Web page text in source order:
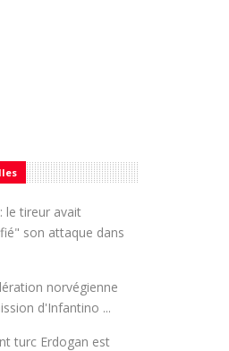
le tireur avait
son attaque dans
norvégienne
d'Infantino ...
turc Erdogan est